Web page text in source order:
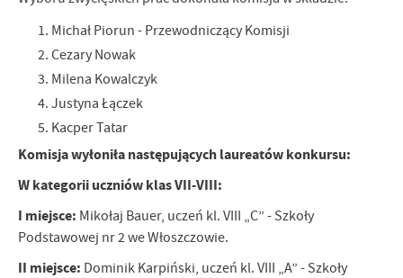
Michał Piorun - Przewodniczący Komisji
Cezary Nowak
Milena Kowalczyk
Justyna Łączek
Kacper Tatar
Komisja wyłoniła następujących laureatów konkursu:
W kategorii uczniów klas VII-VIII:
I miejsce: Mikołaj Bauer, uczeń kl. VIII „C” - Szkoły
Podstawowej nr 2 we Włoszczowie.
II miejsce: Dominik Karpiński, uczeń kl. VIII „A” - Szkoły
firm będących naszymi partnerami oraz innych dostawców usług.
Firmy te działają w charakterze pośredników prezentujących nasze
społecznościowych.